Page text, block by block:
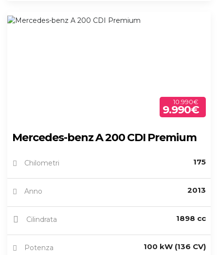
10.990€
9.990€
Mercedes-benz A 200 CDI Premium
Chilometri 175
Anno 2013
Cilindrata 1898 cc
Potenza 100 kW (136 CV)